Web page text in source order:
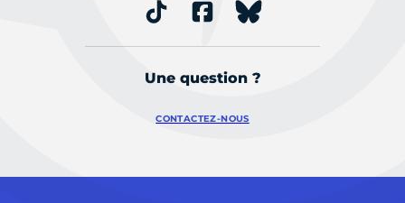
Une question ?
CONTACTEZ-NOUS